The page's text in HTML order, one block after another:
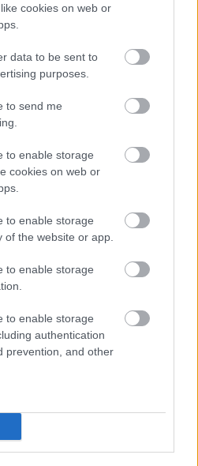
cookies on web or
data to be sent to
purposes.
to send me
to enable storage
cookies on web or
to enable storage
of the website or app.
to enable storage
to enable storage
authentication
prevention, and other